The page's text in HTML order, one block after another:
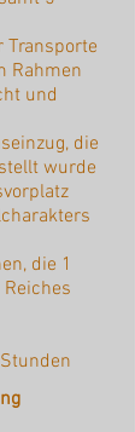
Rahmen
und
die
wurde
die 1